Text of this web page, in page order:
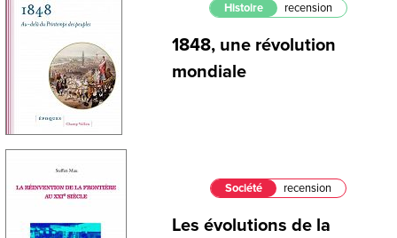
Histoire recension
1848, une révolution
mondiale
Société recension
Les évolutions de la